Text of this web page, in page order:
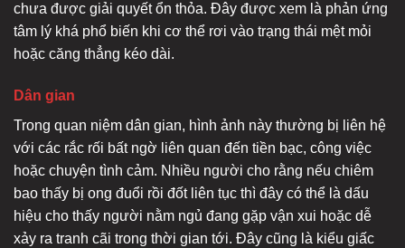
chưa được giải quyết ổn thỏa. Đây được xem là phản ứng
tâm lý khá phổ biến khi cơ thể rơi vào trạng thái mệt mỏi
hoặc căng thẳng kéo dài.
Dân gian
Trong quan niệm dân gian, hình ảnh này thường bị liên hệ
với các rắc rối bất ngờ liên quan đến tiền bạc, công việc
hoặc chuyện tình cảm. Nhiều người cho rằng nếu chiêm
bao thấy bị ong đuổi rồi đốt liên tục thì đây có thể là dấu
hiệu cho thấy người nằm ngủ đang gặp vận xui hoặc dễ
xảy ra tranh cãi trong thời gian tới. Đây cũng là kiểu giấc